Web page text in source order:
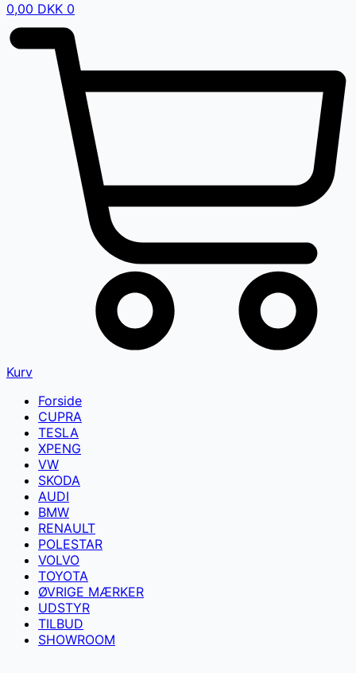
0,00 DKK 0
Kurv
Forside
CUPRA
TESLA
XPENG
VW
SKODA
AUDI
BMW
RENAULT
POLESTAR
VOLVO
TOYOTA
ØVRIGE MÆRKER
UDSTYR
TILBUD
SHOWROOM